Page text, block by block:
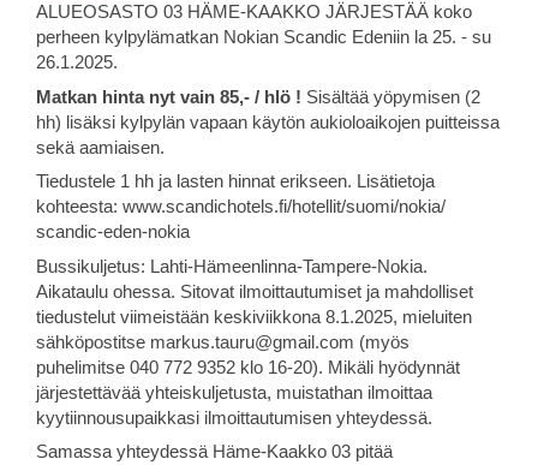
ALUEOSASTO 03 HÄME-KAAKKO JÄRJESTÄÄ koko
perheen kylpylämatkan Nokian Scandic Edeniin la 25. - su
26.1.2025.
Matkan hinta nyt vain 85,- / hlö ! Sisältää yöpymisen (2
hh) lisäksi kylpylän vapaan käytön aukioloaikojen puitteissa
sekä aamiaisen.
Tiedustele 1 hh ja lasten hinnat erikseen. Lisätietoja
kohteesta: www.scandichotels.fi/hotellit/suomi/nokia/
scandic-eden-nokia
Bussikuljetus: Lahti-Hämeenlinna-Tampere-Nokia.
Aikataulu ohessa. Sitovat ilmoittautumiset ja mahdolliset
tiedustelut viimeistään keskiviikkona 8.1.2025, mieluiten
sähköpostitse markus.tauru@gmail.com (myös
puhelimitse 040 772 9352 klo 16-20). Mikäli hyödynnät
järjestettävää yhteiskuljetusta, muistathan ilmoittaa
kyytiinnousupaikkasi ilmoittautumisen yhteydessä.
Samassa yhteydessä Häme-Kaakko 03 pitää